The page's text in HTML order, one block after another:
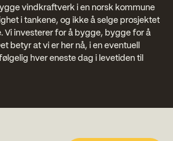
vindkraftverk i en norsk kommune
i tankene, og ikke å selge prosjektet
Vi investerer for å bygge, bygge for å
betyr at vi er her nå, i en eventuell
hver eneste dag i levetiden til